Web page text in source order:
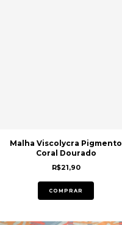
Malha Viscolycra Pigmento
Coral Dourado
R$21,90
COMPRAR